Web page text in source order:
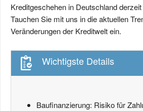
Kreditgeschehen in Deutschland
Tauchen Sie mit uns in die aktuellen
Veränderungen der Kreditwelt ein.
Wichtigste Details
Baufinanzierung: Risiko für